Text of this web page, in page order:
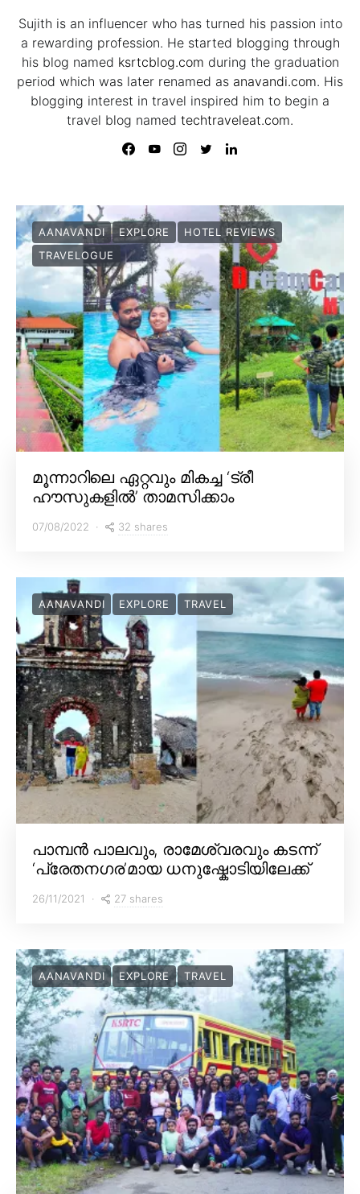
Sujith is an influencer who has turned his passion into
a rewarding profession. He started blogging through
his blog named ksrtcblog.com during the graduation
period which was later renamed as anavandi.com. His
blogging interest in travel inspired him to begin a
travel blog named techtraveleat.com.
AANAVANDI EXPLORE
HOTEL REVIEWS
TRAVELOGUE
മൂന്നാറിലെ ഏറ്റവും മികച്ച ‘ട്രീ
ഹൗസുകളിൽ’ താമസിക്കാം
07/08/2022 32 shares
AANAVANDI EXPLORE TRAVEL
പാമ്പൻ പാലവും, രാമേശ്വരവും കടന്ന്
‘പ്രേതനഗര’മായ ധനുഷ്കോടിയിലേക്ക്
26/11/2021 27 shares
AANAVANDI EXPLORE TRAVEL